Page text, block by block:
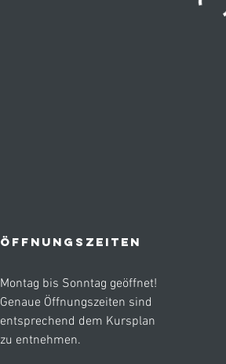
ÖFFNUNGSZEITEN
Montag bis Sonntag geöffnet!
Genaue Öffnungszeiten sind
entsprechend dem Kursplan
zu entnehmen.